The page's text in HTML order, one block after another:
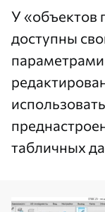
У «объектов
доступны
параметрами
табличных